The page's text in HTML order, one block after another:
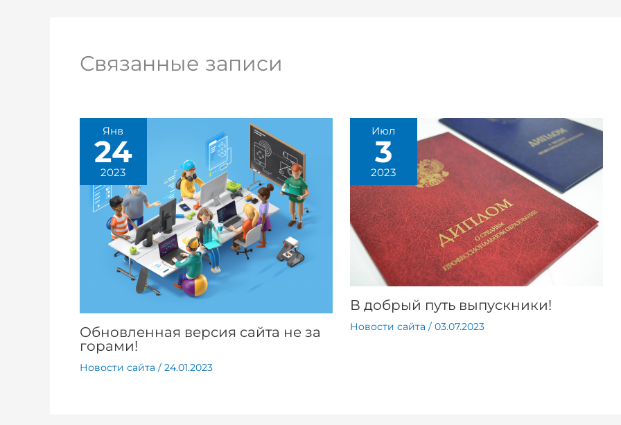
Связанные записи
Янв
24
2023
Обновленная версия сайта не за
горами!
Новости сайта / 24.01.2023
Июл
3
2023
В добрый путь выпускники!
Новости сайта / 03.07.2023